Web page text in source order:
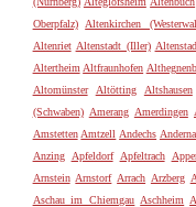
Oberpfalz)
Altenkirchen
Altenriet Altenstadt (Iller)
Altertheim Altfraunhofen
Altomünster
Altötting Altshausen
(Schwaben) Amerang Amerdingen
Amstetten Amtzell Andechs
Anzing
Apfeldorf Apfeltrach
Arnstein Arnstorf Arrach Arzberg
Aschau im Chiemgau Aschheim